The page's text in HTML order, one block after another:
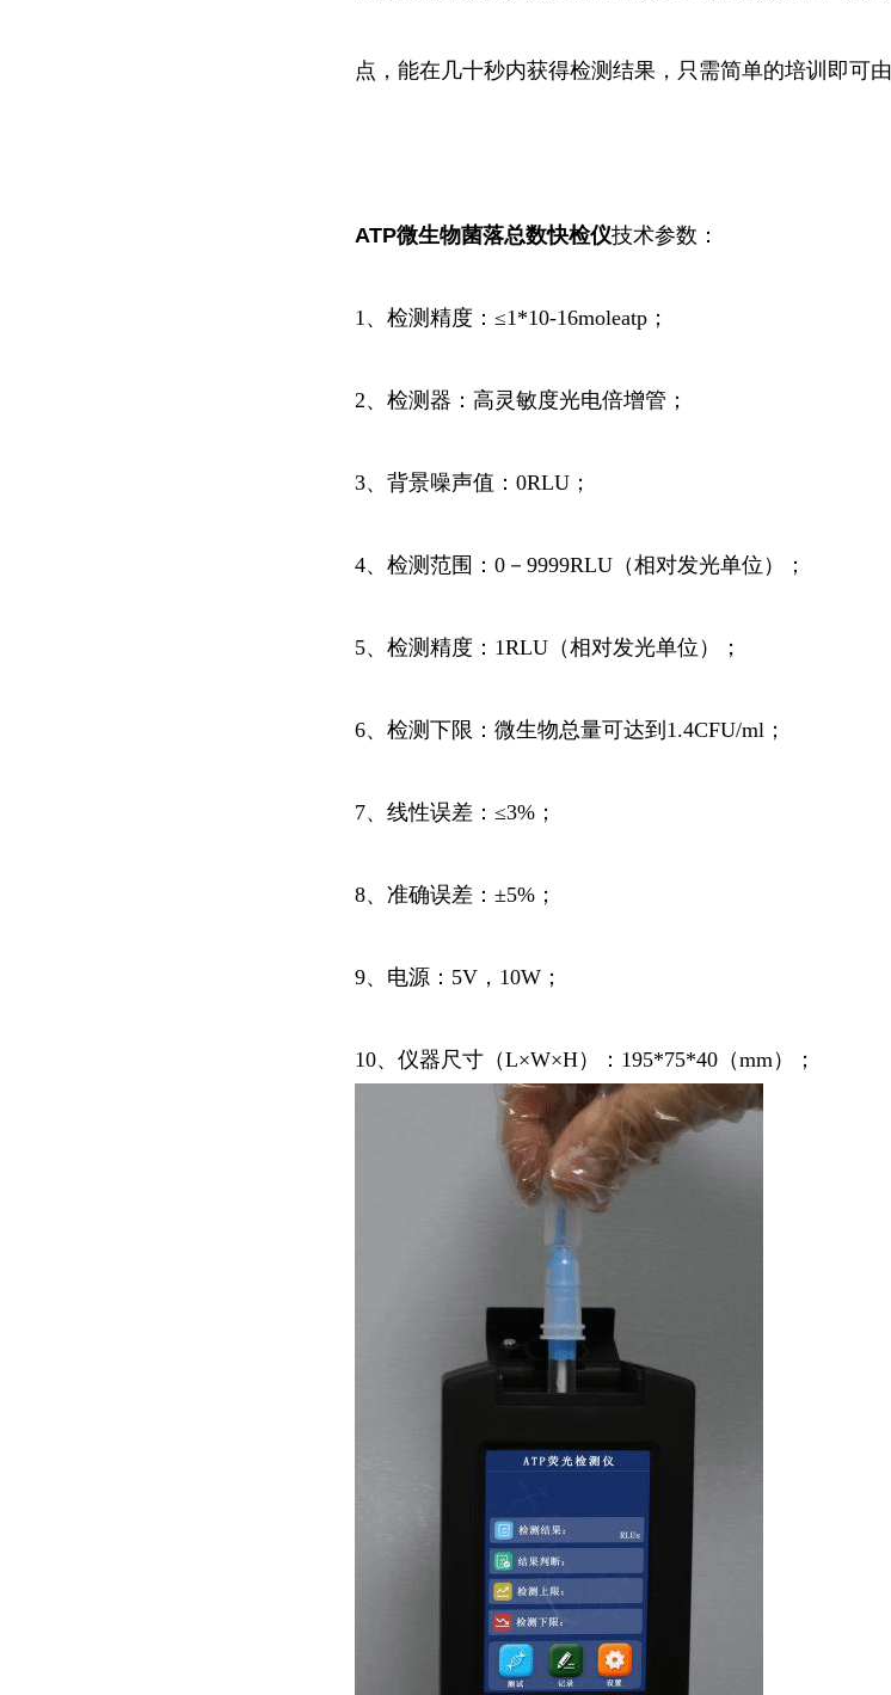
点，能在几十秒内获得检测结果，只需简单的培训即可
ATP微生物菌落总数快检仪技术参数：
1、检测精度：≤1*10-16moleatp；
2、检测器：高灵敏度光电倍增管；
3、背景噪声值：0RLU；
4、检测范围：0－9999RLU（相对发光单位）；
5、检测精度：1RLU（相对发光单位）；
6、检测下限：微生物总量可达到1.4CFU/ml；
7、线性误差：≤3%；
8、准确误差：±5%；
9、电源：5V，10W；
10、 仪器尺寸（L×W×H）：195*75*40（mm）；